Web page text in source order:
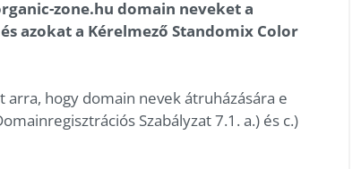
zone.hu domain neveket a
azokat a Kérelmező Standomix Color
hogy domain nevek átruházására e
Szabályzat 7.1. a.) és c.)